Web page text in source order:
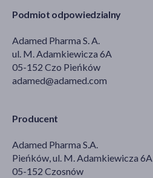
Podmiot odpowiedzialny
Adamed Pharma S. A.
ul. M. Adamkiewicza 6A
05-152 Czo Pieńków
adamed@adamed.com
Producent
Adamed Pharma S.A.
Pieńków, ul. M. Adamkiewicza 6A
05-152 Czosnów